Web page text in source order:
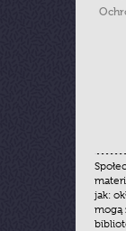
jak:
mogą